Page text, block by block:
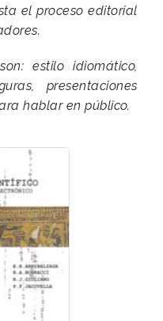
el proceso editorial
estilo idiomático,
presentaciones
hablar en público.